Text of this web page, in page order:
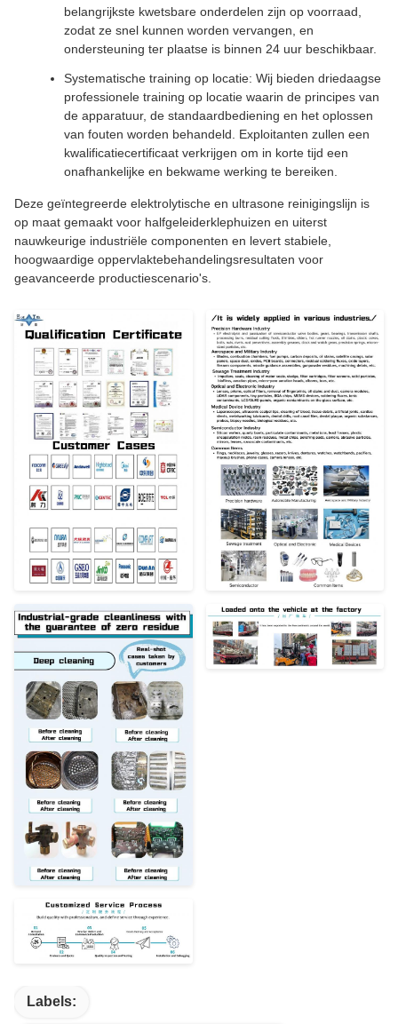
belangrijkste kwetsbare onderdelen zijn op voorraad,
zodat ze snel kunnen worden vervangen, en
ondersteuning ter plaatse is binnen 24 uur beschikbaar.
Systematische training op locatie: Wij bieden driedaagse
professionele training op locatie waarin de principes van
de apparatuur, de standaardbediening en het oplossen
van fouten worden behandeld. Exploitanten zullen een
kwalificatiecertificaat verkrijgen om in korte tijd een
onafhankelijke en bekwame werking te bereiken.
Deze geïntegreerde elektrolytische en ultrasone reinigingslijn is
op maat gemaakt voor halfgeleiderklephuizen en uiterst
nauwkeurige industriële componenten en levert stabiele,
hoogwaardige oppervlaktebehandelingsresultaten voor
geavanceerde productiescenario's.
Labels: